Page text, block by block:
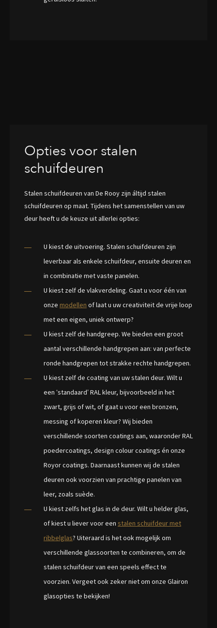
Opties voor stalen
schuifdeuren
Stalen schuifdeuren van De Rooy zijn áltijd stalen
schuifdeuren op maat. Tijdens het samenstellen van uw
deur heeft u de keuze uit allerlei opties:
U kiest de uitvoering. Stalen schuifdeuren zijn
leverbaar als enkele schuifdeur, ensuite deuren en
in combinatie met vaste panelen.
U kiest zelf de vlakverdeling. Gaat u voor één van
onze modellen of laat u uw creativiteit de vrije loop
met een eigen, uniek ontwerp?
U kiest zelf de handgreep. We bieden een groot
aantal verschillende handgrepen aan: van perfecte
ronde handgrepen tot strakke rechte handgrepen.
U kiest zelf de coating van uw stalen deur. Wilt u
een ‘standaard’ RAL kleur, bijvoorbeeld in het
zwart, grijs of wit, of gaat u voor een bronzen,
messing of koperen kleur? Wij bieden
verschillende soorten coatings aan, waaronder RAL
poedercoatings, design colour coatings én onze
Royor coatings. Daarnaast kunnen wij de stalen
deuren ook voorzien van prachtige panelen van
leer, zoals suède.
U kiest zelfs het glas in de deur. Wilt u helder glas,
of kiest u liever voor een stalen schuifdeur met
ribbelglas? Uiteraard is het ook mogelijk om
verschillende glassoorten te combineren, om de
stalen schuifdeur van een speels effect te
voorzien. Vergeet ook zeker niet om onze Glairon
glasopties te bekijken!